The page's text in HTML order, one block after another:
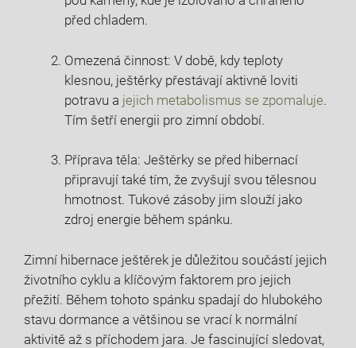
před chladem.
Omezená činnost: V době, kdy teploty
klesnou, ještěrky přestávají aktivně loviti
potravu a jejich metabolismus se zpomaluje.
Tím šetří energii pro zimní období.
Příprava těla: Ještěrky se před hibernací
připravují také tím, že zvyšují svou tělesnou
hmotnost. Tukové zásoby jim slouží jako
zdroj energie během spánku.
Zimní hibernace ještěrek je důležitou součástí jejich
životního cyklu a klíčovým faktorem pro jejich
přežití. Během tohoto spánku spadají do hlubokého
stavu dormance a většinou se vrací k normální
aktivitě až s příchodem jara. Je fascinující sledovat,